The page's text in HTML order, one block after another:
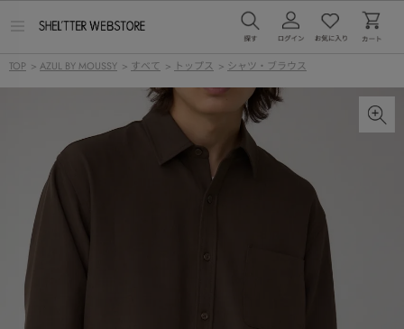
ー
を
TOP > AZUL BY MOUSSY > すべて > トップス > シャツ・ブラウス